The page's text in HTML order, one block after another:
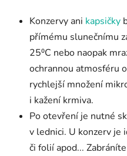
Konzervy ani kapsičky
přímému slunečnímu
25⁰C nebo naopak
ochrannou atmosféru
rychlejší množení
i kažení krmiva.
Po otevření je nutné
v lednici. U konzerv je
či folií apod...